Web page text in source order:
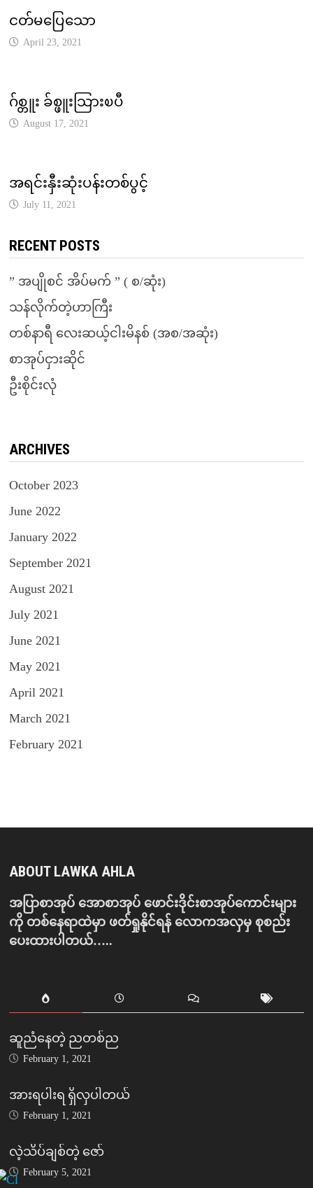
ငတ်မပြေသော
April 23, 2021
ဂ်စ္တူး ခ်စ္ဖူးသြားၿပီ
August 17, 2021
အရင်းနှီးဆုံးပန်းတစ်ပွင့်
July 11, 2021
RECENT POSTS
” အပျိုစင် အိပ်မက် ” ( စ/ဆုံး)
သန်လိုက်တဲ့ဟာကြီး
တစ်နာရီ လေးဆယ့်ငါးမိနစ် (အစ/အဆုံး)
စာအုပ်ငှားဆိုင်
ဦးစိုင်းလုံ
ARCHIVES
October 2023
June 2022
January 2022
September 2021
August 2021
July 2021
June 2021
May 2021
April 2021
March 2021
February 2021
ABOUT LAWKA AHLA
အပြာစာအုပ် အောစာအုပ် ဖောင်းဒိုင်းစာအုပ်ကောင်းများ
ကို တစ်နေရာထဲမှာ ဖတ်ရှုနိုင်ရန် လောကအလှမှ စုစည်း
ပေးထားပါတယ်…..
ဆူညံနေတဲ့ ညတစ်ည
February 1, 2021
အားရပါးရ ရှိလှပါတယ်
February 1, 2021
လဲ့သိပ်ချစ်တဲ့ ဇော်
February 5, 2021